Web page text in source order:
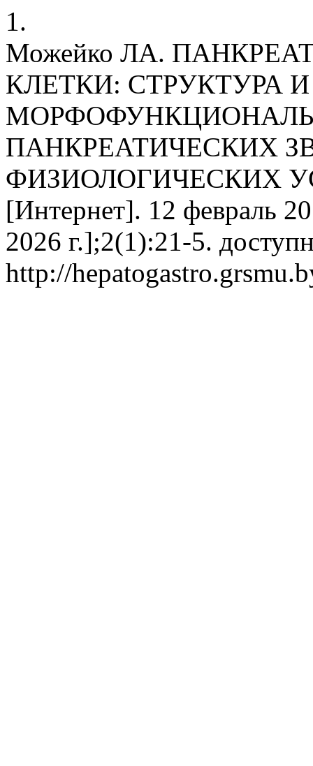
1.
Можейко ЛА.
КЛЕТКИ: СТРУКТУРА
ПАНКРЕАТИЧЕСКИХ
ФИЗИОЛОГИЧЕСКИХ
[Интернет]. 12 февраль
2026 г.];2(1):21-5.
http://